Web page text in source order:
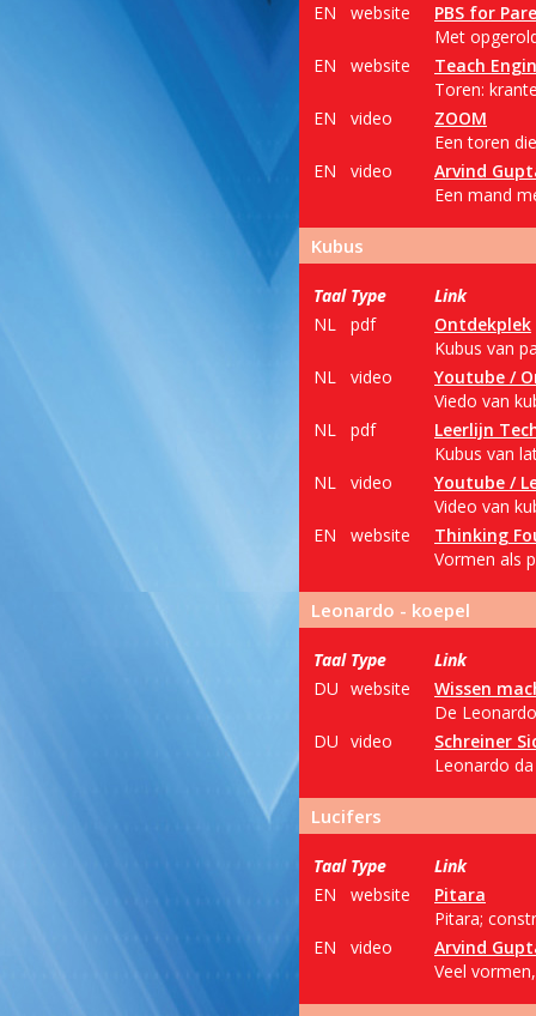
EN
website
PBS for
Met
EN
website
Teach
Toren:
EN
video
ZOOM
Een toren
EN
video
Arvind
Een mand
Kubus
Taal Type
Link
NL
pdf
Ontdekplek
Kubus van
NL
video
Youtube /
Viedo van
NL
pdf
Leerlijn
Kubus van
NL
video
Youtube /
Video van
EN
website
Thinking
Vormen als
Leonardo - koepel
Taal Type
Link
DU website
Wissen
De
DU video
Schreiner
Leonardo
Lucifers
Taal Type
Link
EN
website
Pitara
Pitara;
EN
video
Arvind
Veel